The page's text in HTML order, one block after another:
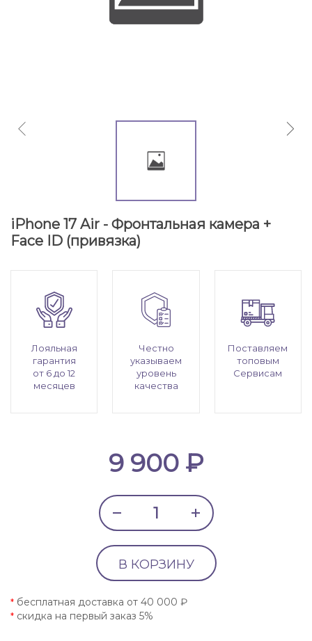
iPhone 17 Air - Фронтальная камера +
Face ID (привязка)
Лояльная
гарантия
от 6 до 12
месяцев
Честно
указываем
уровень
качества
Поставляем
топовым
Сервисам
9 900 ₽
В КОРЗИНУ
* бесплатная доставка от 40 000 ₽
* скидка на первый заказ 5%